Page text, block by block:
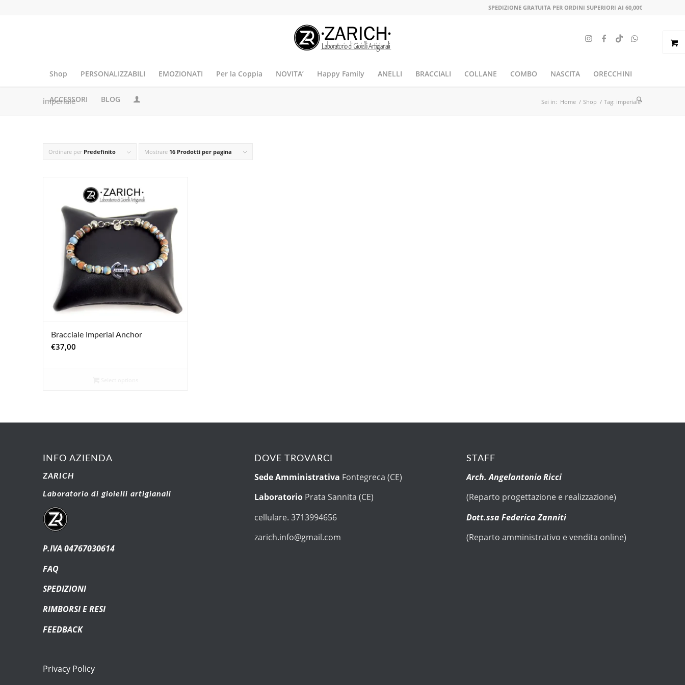
SPEDIZIONE GRATUITA PER ORDINI SUPERIORI AI 60,00€
Shop PERSONALIZZABILI EMOZIONATI Per la Coppia NOVITA’ Happy Family ANELLI BRACCIALI COLLANE COMBO NASCITA ORECCHINI
ACCESSORI BLOG
imperiale Sei in: Home / Shop / Tag: imperiale
Ordinare per Predefinito Mostrare 16 Prodotti per pagina
Bracciale Imperial Anchor
€37,00
INFO AZIENDA
ZARICH
Laboratorio di gioielli artigianali
P.IVA 04767030614
FAQ
SPEDIZIONI
RIMBORSI E RESI
FEEDBACK
Privacy Policy
DOVE TROVARCI
Sede Amministrativa Fontegreca (CE)
Laboratorio Prata Sannita (CE)
cellulare. 3713994656
zarich.info@gmail.com
STAFF
Arch. Angelantonio Ricci
(Reparto progettazione e realizzazione)
Dott.ssa Federica Zanniti
(Reparto amministrativo e vendita online)